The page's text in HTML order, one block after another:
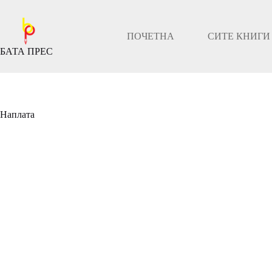
содржината
БАТА ПРЕС
ПОЧЕТНА СИТЕ КНИГИ
Наплата